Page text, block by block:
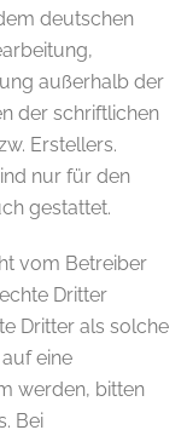
deutschen
außerhalb der
der schriftlichen
Erstellers.
nur für den
gestattet.
vom Betreiber
Dritter
Dritter als solche
eine
werden, bitten
Bei